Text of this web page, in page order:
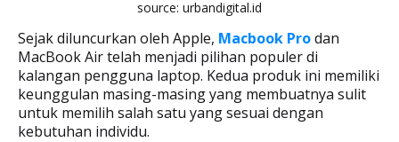
source: urbandigital.id
Sejak diluncurkan oleh Apple, Macbook Prodan
MacBook Air telah menjadi pilihan populer di
kalangan pengguna laptop. Kedua produk ini memiliki
keunggulan masing-masing yang membuatnya sulit
untuk memilih salah satu yang sesuai dengan
kebutuhan individu.